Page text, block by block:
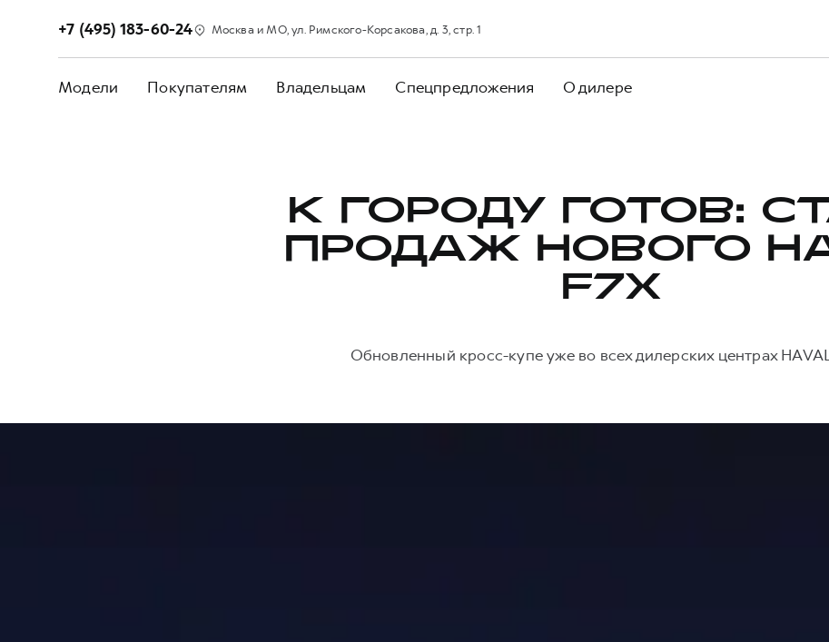
+7 (495) 183-60-24 Москва и МО, ул. Римского-Корсакова, д. 3, стр. 1
Модели Покупателям Владельцам Спецпредложения О дилере
К ГОРОДУ ГОТОВ:
ПРОДАЖ НОВОГО
F7X
Обновленный кросс-купе уже во всех дилерских центрах